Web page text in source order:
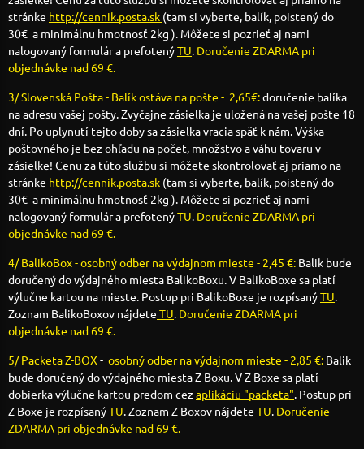
stránke http://cennik.posta.sk (tam si vyberte, balík, poistený do
30€ a minimálnu hmotnosť 2kg ). Môžete si pozrieť aj nami
nalogovaný formulár a prefotenýTU. Doručenie ZDARMA pri
objednávke nad 69 €.
3/ Slovenská Pošta - Balík ostáva na pošte - 2,65€:doručenie balíka
na adresu vašej pošty. Zvyčajne zásielka je uložená na vašej pošte 18
dní. Po uplynutí tejto doby sa zásielka vracia späť k nám. Výška
poštovného je bez ohľadu na počet, množstvo a váhu tovaru v
zásielke! Cenu za túto službu si môžete skontrolovať aj priamo na
stránke http://cennik.posta.sk (tam si vyberte, balík, poistený do
30€ a minimálnu hmotnosť 2kg ). Môžete si pozrieť aj nami
nalogovaný formulár a prefotenýTU. Doručenie ZDARMA pri
objednávke nad 69 €.
4/ BalikoBox - osobný odber na výdajnom mieste - 2,45 €: Balik bude
doručený do výdajného miesta BalikoBoxu. V BalikoBoxe sa platí
výlučne kartou na mieste. Postup pri BalikoBoxe je rozpísanýTU.
Zoznam BalikoBoxov nájdete TU. Doručenie ZDARMA pri
objednávke nad 69 €.
5/ Packeta Z-BOX - osobný odber na výdajnom mieste - 2,85 €: Balik
bude doručený do výdajného miesta Z-Boxu. V Z-Boxe sa platí
dobierka výlučne kartou predom cez aplikáciu "packeta". Postup pri
Z-Boxe je rozpísanýTU. Zoznam Z-Boxov nájdete TU. Doručenie
ZDARMA pri objednávke nad 69 €.